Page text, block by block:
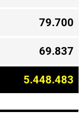
79.700
69.837
5.448.483